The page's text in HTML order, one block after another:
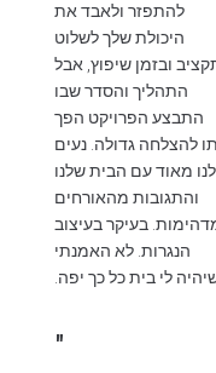
להתפזר ולאבד את
היכולת שלך לשלוט
ובזמן שיפוץ, אבל
התהליך והסדר שבו
התבצע הפרויקט הפך
להצלחה גדולה. נעים
לנו מאוד עם הבית שלנו
והתגובות מהאורחים
בעיקר בעיצוב
הנגרות. לא האמנתי
לי בית כל כך יפה.
"